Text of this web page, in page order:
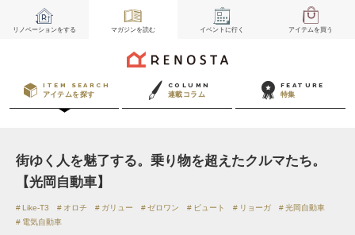
リノベーションをする マガジンを読む イベント に行く アイテムを買う
ITEM SEARCH
アイテムを探す
COLUMN
連載コラム
FEATURE
特集
街ゆく人を魅了する。乗り物を超えたクルマたち。
【光岡自動車】
Like-T3 オロチ ガリュー ゼロワン ビュート リョーガ
光岡自動車
電気自動車